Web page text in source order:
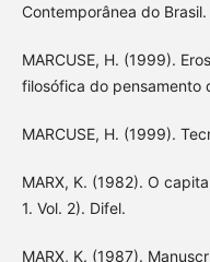
Contemporânea do Brasil.
MARCUSE, H. (1999).
filosófica do pensamento
MARCUSE, H. (1999).
MARX, K. (1982). O
1. Vol. 2). Difel.
MARX, K. (1987).